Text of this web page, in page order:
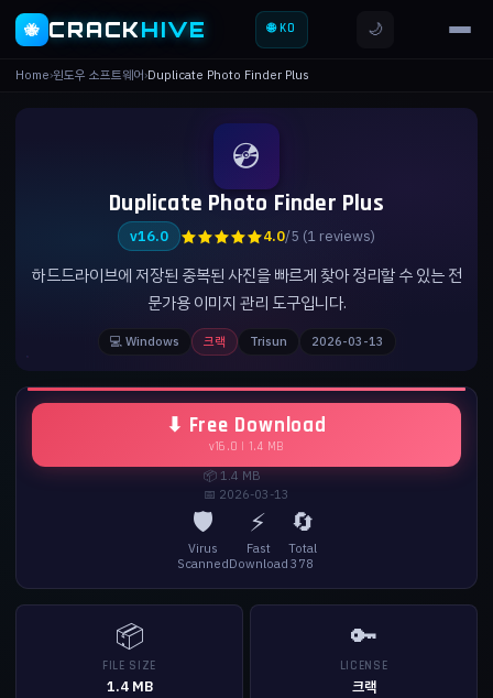
🐝 CRACKHIVE 🌐 KO 🌙
Home›윈도우 소프트웨어›Duplicate Photo Finder Plus
💿
Duplicate Photo Finder Plus
v16.0 ★★★★★4.0/5 (1 reviews)
하드드라이브에 저장된 중복된 사진을 빠르게 찾아 정리할 수 있는 전
문가용 이미지 관리 도구입니다.
💻 Windows 크랙 Trisun 2026-03-13
⬇ Free Download
v16.0 | 1.4 MB
📦 1.4 MB
📅 2026-03-13
🛡️
Virus
Scanned
⚡
Fast
Download
🔄
Total
378
📦
FILE SIZE
1.4 MB
🔑
LICENSE
크랙